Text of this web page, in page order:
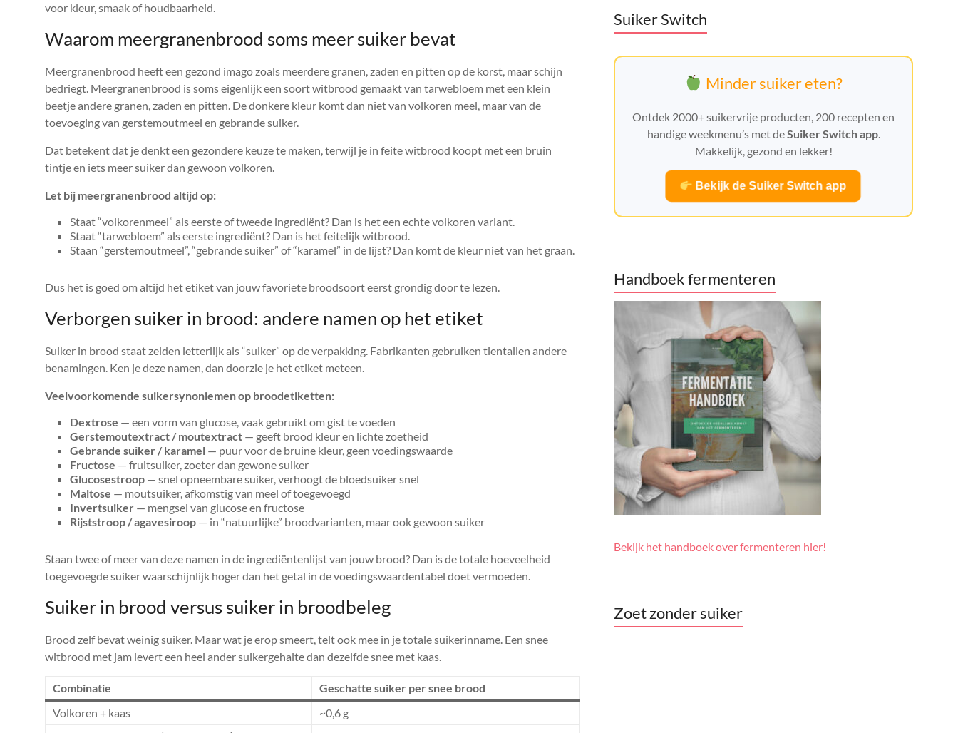
voor kleur, smaak of houdbaarheid.
Waarom meergranenbrood soms meer suiker bevat
Meergranenbrood heeft een gezond imago zoals meerdere granen, zaden en pitten op de korst, maar schijn
bedriegt. Meergranenbrood is soms eigenlijk een soort witbrood gemaakt van tarwebloem met een klein
beetje andere granen, zaden en pitten. De donkere kleur komt dan niet van volkoren meel, maar van de
toevoeging van gerstemoutmeel en gebrande suiker.
Dat betekent dat je denkt een gezondere keuze te maken, terwijl je in feite witbrood koopt met een bruin
tintje en iets meer suiker dan gewoon volkoren.
Let bij meergranenbrood altijd op:
Staat “volkorenmeel” als eerste of tweede ingrediënt? Dan is het een echte volkoren variant.
Staat “tarwebloem” als eerste ingrediënt? Dan is het feitelijk witbrood.
Staan “gerstemoutmeel”, “gebrande suiker” of “karamel” in de lijst? Dan komt de kleur niet van het graan.
Dus het is goed om altijd het etiket van jouw favoriete broodsoort eerst grondig door te lezen.
Verborgen suiker in brood: andere namen op het etiket
Suiker in brood staat zelden letterlijk als “suiker” op de verpakking. Fabrikanten gebruiken tientallen andere
benamingen. Ken je deze namen, dan doorzie je het etiket meteen.
Veelvoorkomende suikersynoniemen op broodetiketten:
Dextrose — een vorm van glucose, vaak gebruikt om gist te voeden
Gerstemoutextract / moutextract — geeft brood kleur en lichte zoetheid
Gebrande suiker / karamel — puur voor de bruine kleur, geen voedingswaarde
Fructose — fruitsuiker, zoeter dan gewone suiker
Glucosestroop — snel opneembare suiker, verhoogt de bloedsuiker snel
Maltose — moutsuiker, afkomstig van meel of toegevoegd
Invertsuiker — mengsel van glucose en fructose
Rijststroop / agavesiroop — in “natuurlijke” broodvarianten, maar ook gewoon suiker
Staan twee of meer van deze namen in de ingrediëntenlijst van jouw brood? Dan is de totale hoeveelheid
toegevoegde suiker waarschijnlijk hoger dan het getal in de voedingswaardentabel doet vermoeden.
Suiker in brood versus suiker in broodbeleg
Brood zelf bevat weinig suiker. Maar wat je erop smeert, telt ook mee in je totale suikerinname. Een snee
witbrood met jam levert een heel ander suikergehalte dan dezelfde snee met kaas.
Combinatie
Geschatte suiker per snee brood
Volkoren + kaas
~0,6 g
Suiker Switch
Minder suiker eten?
Ontdek 2000+ suikervrije producten, 200 recepten en
handige weekmenu’s met deSuiker Switch app.
Makkelijk, gezond en lekker!
Bekijk de Suiker Switch app
Handboek fermenteren
Bekijk het handboek over fermenteren hier!
Zoet zonder suiker